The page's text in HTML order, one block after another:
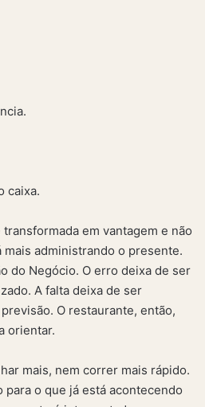
caixa.
em vantagem e não
administrando o presente.
do Negócio. O erro deixa de ser
A falta deixa de ser
O restaurante, então,
orientar.
mais, nem correr mais rápido.
para o que já está acontecendo